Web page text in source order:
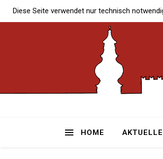
HOME
Diese Seite verwendet nur technisch